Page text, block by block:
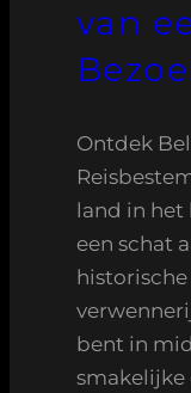
van
Ontdek
land in het
een schat
bent in
smakelijke